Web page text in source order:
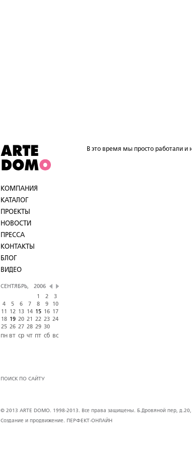
КОМПАНИЯ
КАТАЛОГ
ПРОЕКТЫ
НОВОСТИ
ПРЕССА
КОНТАКТЫ
БЛОГ
ВИДЕО
СЕНТЯБРЬ,
2006
1
2
3
4
5 6 7 8 9
10
11
12 13 14 15 16
17
18 19 20 21 22 23 24
25 26 27 28 29 30
пн вт ср чт пт сб вс
ПОИСК ПО САЙТУ
В это время мы просто работали и
© 2013 ARTE DOMO. 1998-2013. Все права защищены. Б.Дровяной пер,
Создание и продвижение. ПЕРФЕКТ-ОНЛАЙН